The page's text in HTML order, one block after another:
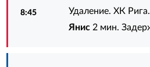
8:45 Удаление. ХК
Янис 2 мин.